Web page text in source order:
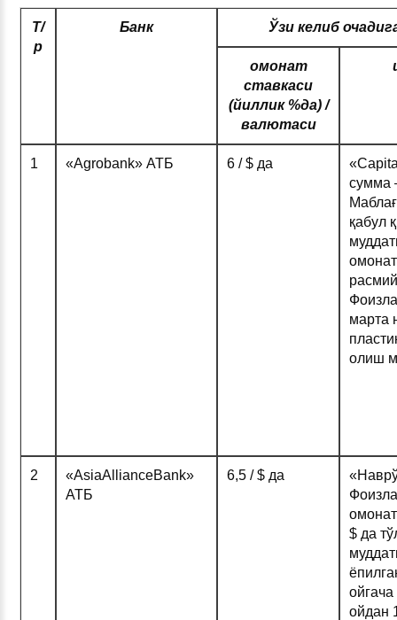
Т/
р
Банк Ўзи келиб
омонат
ставкаси
(йиллик %да) /
валютаси
1 «Agrobank» АТБ 6 / $ да
сумма
қабул
марта
олиш
2
«AsiaAllianceBank»
АТБ
6,5 / $ да
омонат
$ да
ойдан